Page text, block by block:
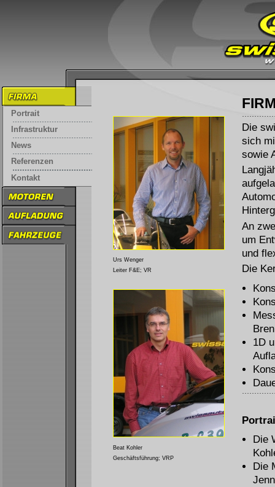
Urs Wenger
Leiter F&E; VR
Beat Kohler
Geschäftsführung; VRP
Die
sich
sowie
An
um
und
Die
1D
Die
Die
Portrait
Infrastruktur
News
Referenzen
Kontakt